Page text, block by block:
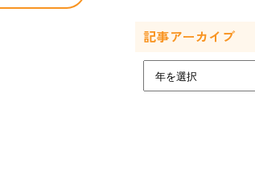
記事アーカイブ
ー